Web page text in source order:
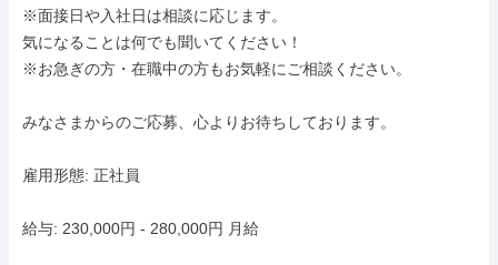
※面接日や入社日は相談に応じます。
気になることは何でも聞いてください！
※お急ぎの方・在職中の方もお気軽にご相談ください。
みなさまからのご応募、心よりお待ちしております。
雇用形態: 正社員
給与: 230,000円 - 280,000円 月給